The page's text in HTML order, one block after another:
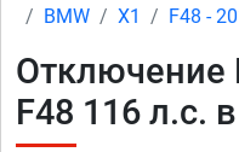
BMW
X1 F48 -
Отключение
F48 116 л.с.